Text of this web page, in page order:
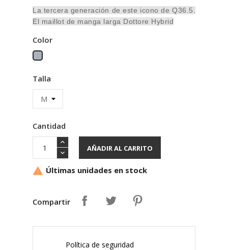
La tercera generación de este icono de Q36.5.
El maillot de manga larga Dottore Hybrid
Color
Gris
Talla
Cantidad
AÑADIR AL CARRITO
 Últimas unidades en stock
Compartir
Política de seguridad